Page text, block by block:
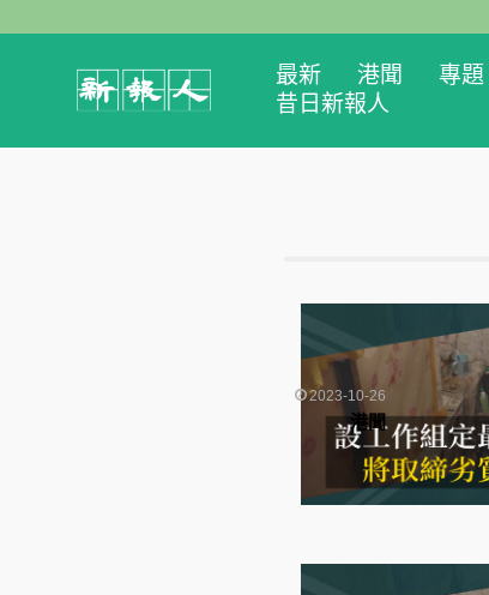
最新 港聞 專題
昔日新報人
2023-10-26
港聞